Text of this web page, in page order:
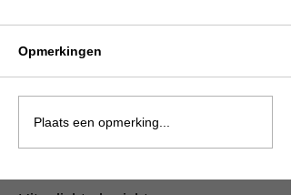
Opmerkingen
Plaats een opmerking...